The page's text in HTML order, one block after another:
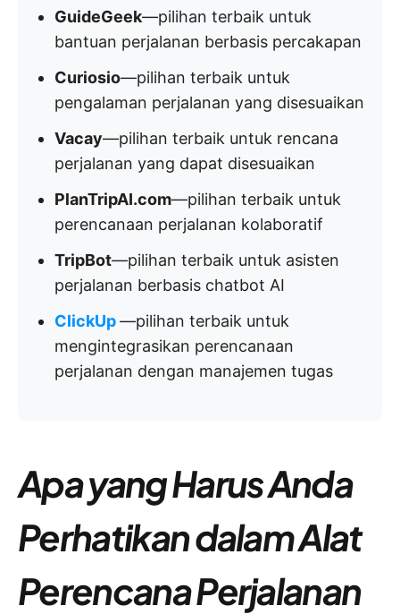
GuideGeek—pilihan terbaik untuk
bantuan perjalanan berbasis percakapan
Curiosio—pilihan terbaik untuk
pengalaman perjalanan yang disesuaikan
Vacay—pilihan terbaik untuk rencana
perjalanan yang dapat disesuaikan
PlanTripAI.com—pilihan terbaik untuk
perencanaan perjalanan kolaboratif
TripBot—pilihan terbaik untuk asisten
perjalanan berbasis chatbot AI
ClickUp—pilihan terbaik untuk
mengintegrasikan perencanaan
perjalanan dengan manajemen tugas
Apa yang Harus Anda
Perhatikan dalam Alat
Perencana Perjalanan